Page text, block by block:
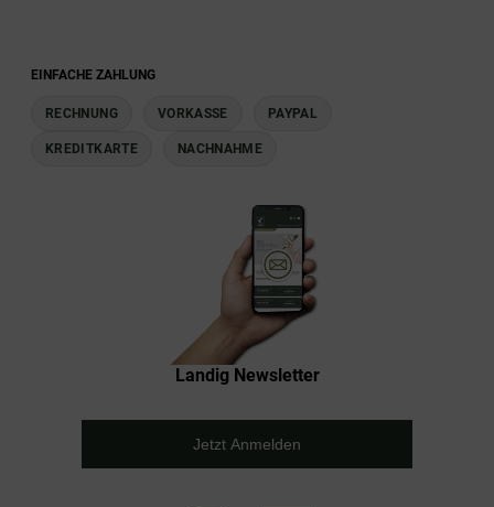
EINFACHE ZAHLUNG
RECHNUNG VORKASSE PAYPAL
KREDITKARTE NACHNAHME
Landig Newsletter
Jetzt Anmelden